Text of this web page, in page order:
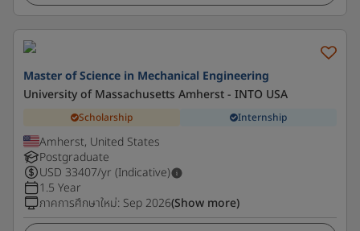
Master of Science in Mechanical Engineering
University of Massachusetts Amherst - INTO USA
Scholarship Internship
Amherst, United States
Postgraduate
USD 33407/yr (Indicative)
1.5 Year
ภาคการศึกษาใหม่: Sep 2026(Show more)